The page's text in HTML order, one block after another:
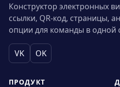
Конструктор электронных
ссылки, QR-код, страницы,
опции для команды в одной
VK OK
ПРОДУКТ